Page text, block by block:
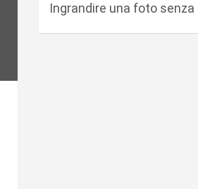
Ingrandire una foto